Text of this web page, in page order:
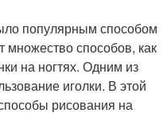
популярным способом
множество способов, как
на ногтях. Одним из
иголки. В этой
рисования на